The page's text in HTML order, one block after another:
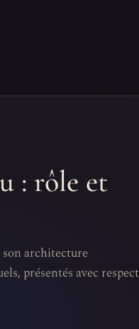
: rôle et
architecture
présentés avec respect